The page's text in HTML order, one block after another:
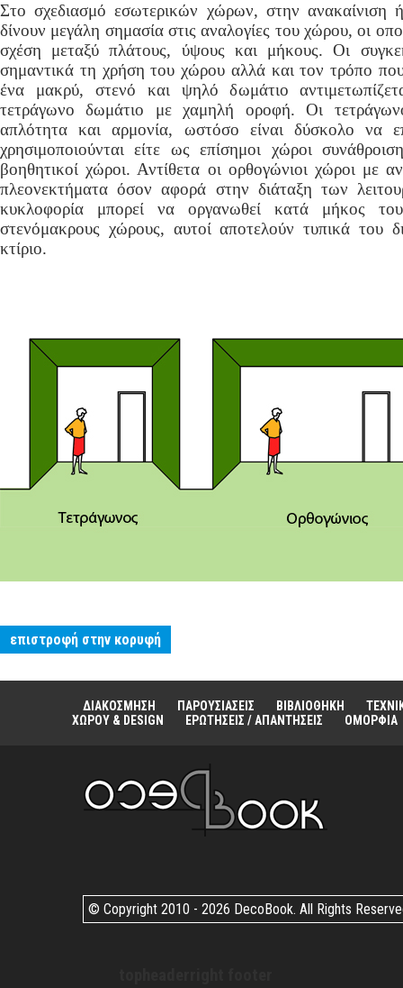
Στο σχεδιασμό εσωτερικών χώρων, στην ανακαίνιση
δίνουν μεγάλη σημασία στις αναλογίες του χώρου, οι
σχέση μεταξύ πλάτους, ύψους και μήκους. Οι
σημαντικά τη χρήση του χώρου αλλά και τον τρόπο που
ένα μακρύ, στενό και ψηλό δωμάτιο
τετράγωνο δωμάτιο με χαμηλή οροφή. Οι
απλότητα και αρμονία, ωστόσο είναι δύσκολο να
χρησιμοποιούνται είτε ως επίσημοι χώροι
βοηθητικοί χώροι. Αντίθετα οι ορθογώνιοι χώροι με
πλεονεκτήματα όσον αφορά στην διάταξη των
κυκλοφορία μπορεί να οργανωθεί κατά μήκος
στενόμακρους χώρους, αυτοί αποτελούν τυπικά του
κτίριο.
επιστροφή στην κορυφή
ΔΙΑΚΟΣΜΗΣΗ ΠΑΡΟΥΣΙΑΣΕΙΣ ΒΙΒΛΙΟΘΗΚΗ
ΧΩΡΟΥ & DESIGN
ΕΡΩΤΗΣΕΙΣ / ΑΠΑΝΤΗΣΕΙΣ ΟΜΟΡΦΙΑ
© Copyright 2010 - 2026 DecoBook. All Rights